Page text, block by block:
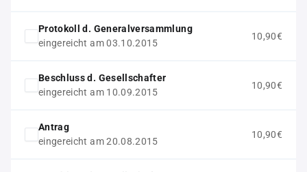
Protokoll d. Generalversammlung
eingereicht am 03.10.2015
10,90€
Beschluss d. Gesellschafter
eingereicht am 10.09.2015
10,90€
Antrag
eingereicht am 20.08.2015
10,90€